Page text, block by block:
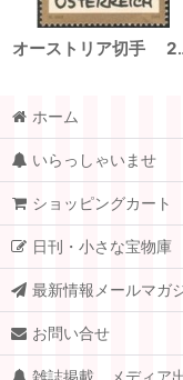
オースト
ホーム
いらっしゃいませ
ショッピングカート
日刊・小さな宝物庫
最新情報メールマガ
お問い合せ